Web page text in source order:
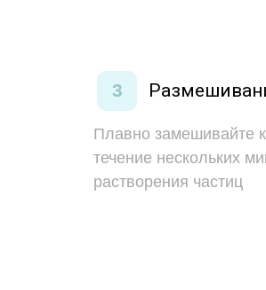
Плавно замешивайте
течение нескольких
растворения частиц
3